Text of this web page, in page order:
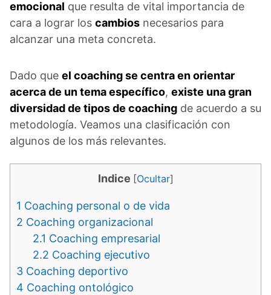
emocional que resulta de vital importancia de
cara a lograr los cambios necesarios para
alcanzar una meta concreta.
Dado que el coaching se centra en orientar
acerca de un tema específico, existe una gran
diversidad de tipos de coaching de acuerdo a su
metodología. Veamos una clasificación con
algunos de los más relevantes.
Indice [Ocultar]
1 Coaching personal o de vida
2 Coaching organizacional
2.1 Coaching empresarial
2.2 Coaching ejecutivo
3 Coaching deportivo
4 Coaching ontológico